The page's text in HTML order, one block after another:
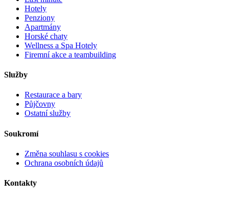
Hotely
Penziony
Apartmány
Horské chaty
Wellness a Spa Hotely
Firemní akce a teambuilding
Služby
Restaurace a bary
Půjčovny
Ostatní služby
Soukromí
Změna souhlasu s cookies
Ochrana osobních údajů
Kontakty